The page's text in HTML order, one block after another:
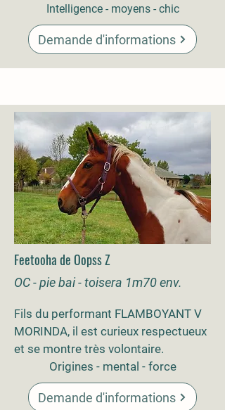
Intelligence - moyens - chic
Demande d'informations
Feetooha de Oopss Z
OC - pie bai - toisera 1m70 env.
Fils du performant FLAMBOYANT V
MORINDA, il est curieux respectueux
et se montre très volontaire.
Origines - mental - force
Demande d'informations